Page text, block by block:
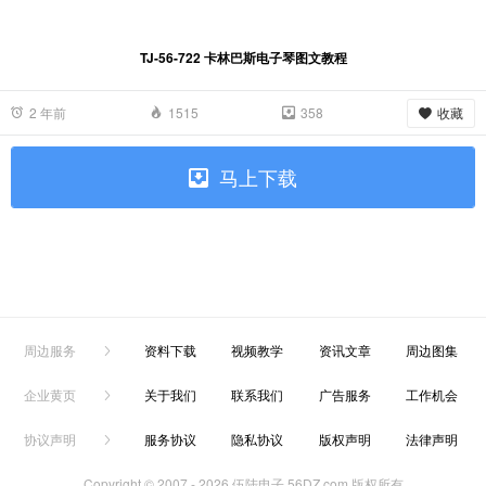
TJ-56-722 卡林巴斯电子琴图文教程
2 年前 1515 358 收藏
马上下载
周边服务 资料下载 视频教学 资讯文章 周边图集
企业黄页 关于我们 联系我们 广告服务 工作机会
协议声明 服务协议 隐私协议 版权声明 法律声明